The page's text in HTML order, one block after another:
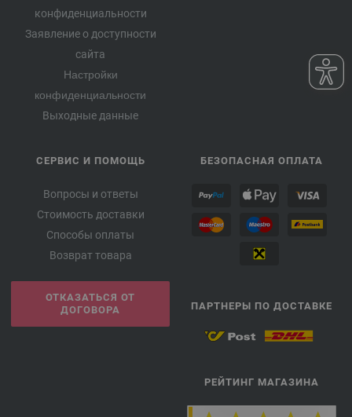
конфиденциальности
Заявление о доступности
сайта
Настройки
конфиденциальности
Выходные данные
СЕРВИС И ПОМОЩЬ
Вопросы и ответы
Стоимость доставки
Способы оплаты
Возврат товара
ОТКАЗАТЬСЯ ОТ
ДОГОВОРА
БЕЗОПАСНАЯ ОПЛАТА
ПАРТНЕРЫ ПО ДОСТАВКЕ
РЕЙТИНГ МАГАЗИНА